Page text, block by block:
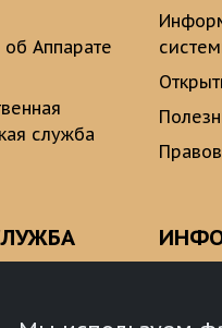
Аппарате
служба